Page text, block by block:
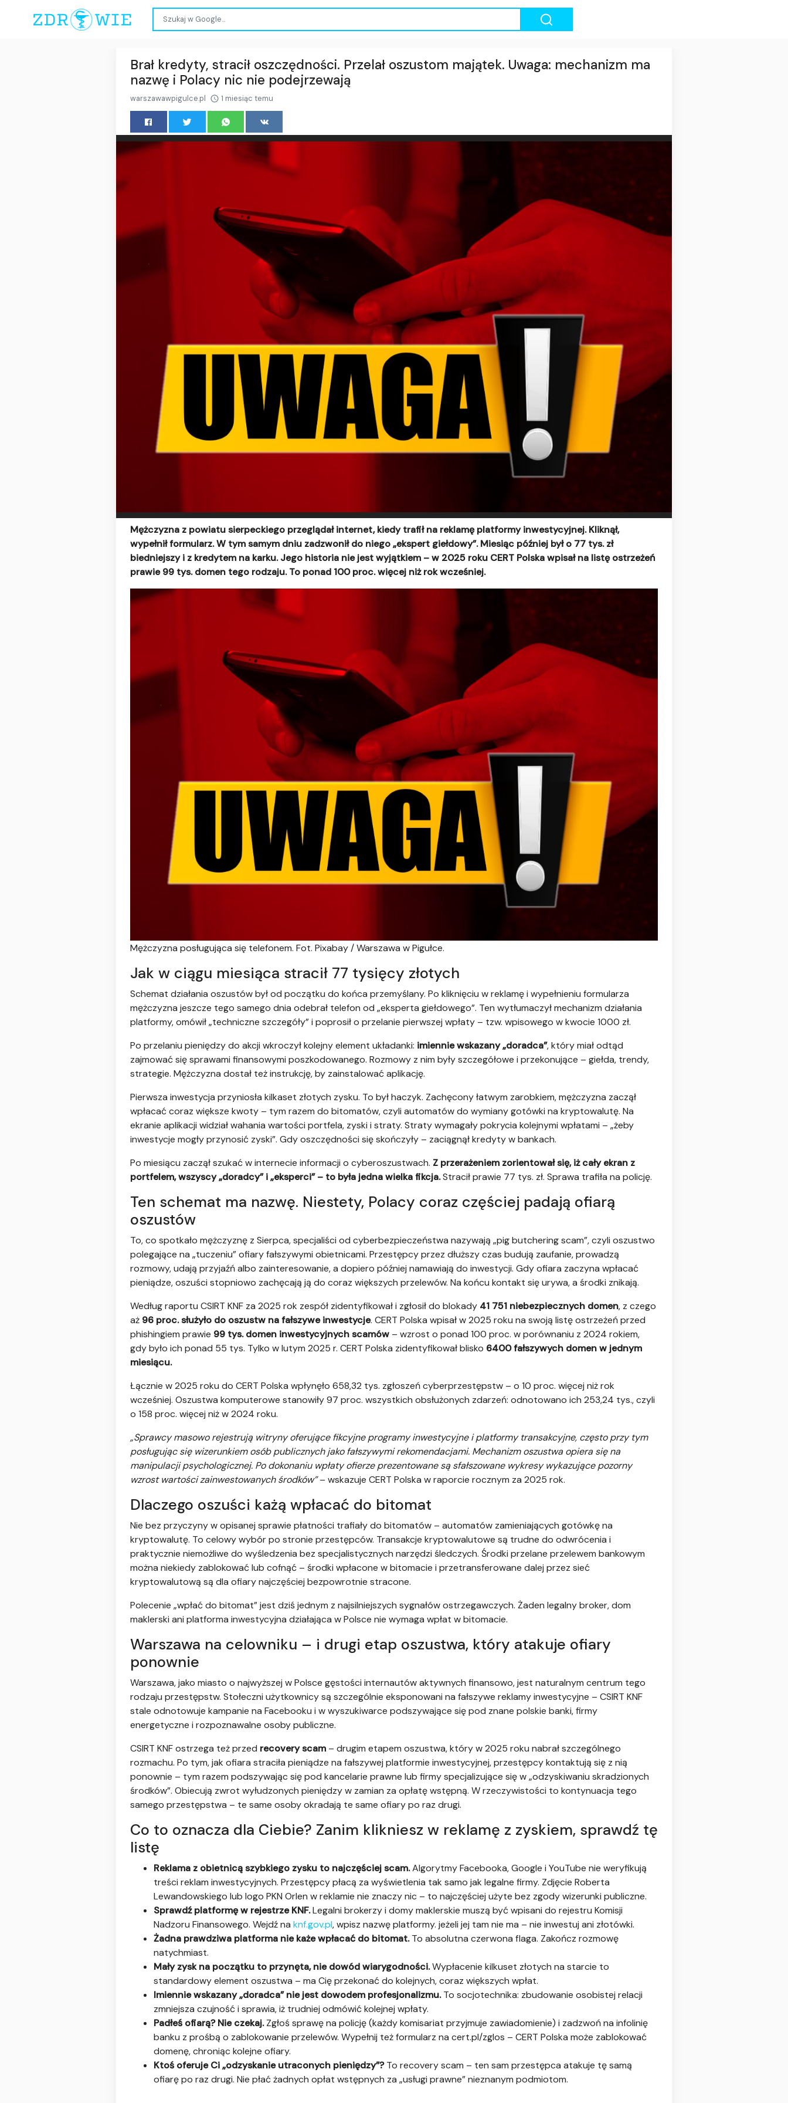
Brał kredyty, stracił oszczędności. Przelał oszustom majątek. Uwaga: mechanizm ma
nazwę i Polacy nic nie podejrzewają
warszawawpigulce.pl 1 miesiąc temu
Mężczyzna z powiatu sierpeckiego przeglądał internet, kiedy trafił na reklamę platformy inwestycyjnej. Kliknął,
wypełnił formularz. W tym samym dniu zadzwonił do niego „ekspert giełdowy”. Miesiąc później był o 77 tys. zł
biedniejszy i z kredytem na karku. Jego historia nie jest wyjątkiem – w 2025 roku CERT Polska wpisał na listę ostrzeżeń
prawie 99 tys. domen tego rodzaju. To ponad 100 proc. więcej niż rok wcześniej.
Mężczyzna posługująca się telefonem. Fot. Pixabay / Warszawa w Pigułce.
Jak w ciągu miesiąca stracił 77 tysięcy złotych
Schemat działania oszustów był od początku do końca przemyślany. Po kliknięciu w reklamę i wypełnieniu formularza
mężczyzna jeszcze tego samego dnia odebrał telefon od „eksperta giełdowego”. Ten wytłumaczył mechanizm działania
platformy, omówił „techniczne szczegóły” i poprosił o przelanie pierwszej wpłaty – tzw. wpisowego w kwocie 1000 zł.
Po przelaniu pieniędzy do akcji wkroczył kolejny element układanki: imiennie wskazany „doradca”, który miał odtąd
zajmować się sprawami finansowymi poszkodowanego. Rozmowy z nim były szczegółowe i przekonujące – giełda, trendy,
strategie. Mężczyzna dostał też instrukcję, by zainstalować aplikację.
Pierwsza inwestycja przyniosła kilkaset złotych zysku. To był haczyk. Zachęcony łatwym zarobkiem, mężczyzna zaczął
wpłacać coraz większe kwoty – tym razem do bitomatów, czyli automatów do wymiany gotówki na kryptowalutę. Na
ekranie aplikacji widział wahania wartości portfela, zyski i straty. Straty wymagały pokrycia kolejnymi wpłatami – „żeby
inwestycje mogły przynosić zyski”. Gdy oszczędności się skończyły – zaciągnął kredyty w bankach.
Po miesiącu zaczął szukać w internecie informacji o cyberoszustwach. Z przerażeniem zorientował się, iż cały ekran z
portfelem, wszyscy „doradcy” i „eksperci” – to była jedna wielka fikcja.Stracił prawie 77 tys. zł. Sprawa trafiła na policję.
Ten schemat ma nazwę. Niestety, Polacy coraz częściej padają ofiarą
oszustów
To, co spotkało mężczyznę z Sierpca, specjaliści od cyberbezpieczeństwa nazywają „pig butchering scam”, czyli oszustwo
polegające na „tuczeniu” ofiary fałszywymi obietnicami. Przestępcy przez dłuższy czas budują zaufanie, prowadzą
rozmowy, udają przyjaźń albo zainteresowanie, a dopiero później namawiają do inwestycji. Gdy ofiara zaczyna wpłacać
pieniądze, oszuści stopniowo zachęcają ją do coraz większych przelewów. Na końcu kontakt się urywa, a środki znikają.
Według raportu CSIRT KNF za 2025 rok zespół zidentyfikował i zgłosił do blokady 41 751 niebezpiecznych domen, z czego
aż 96 proc. służyło do oszustw na fałszywe inwestycje. CERT Polska wpisał w 2025 roku na swoją listę ostrzeżeń przed
phishingiem prawie 99 tys. domen inwestycyjnych scamów – wzrost o ponad 100 proc. w porównaniu z 2024 rokiem,
gdy było ich ponad 55 tys. Tylko w lutym 2025 r. CERT Polska zidentyfikował blisko 6400 fałszywych domen w jednym
miesiącu.
Łącznie w 2025 roku do CERT Polska wpłynęło 658,32 tys. zgłoszeń cyberprzestępstw – o 10 proc. więcej niż rok
wcześniej. Oszustwa komputerowe stanowiły 97 proc. wszystkich obsłużonych zdarzeń: odnotowano ich 253,24 tys., czyli
o 158 proc. więcej niż w 2024 roku.
„Sprawcy masowo rejestrują witryny oferujące fikcyjne programy inwestycyjne i platformy transakcyjne, często przy tym
posługując się wizerunkiem osób publicznych jako fałszywymi rekomendacjami. Mechanizm oszustwa opiera się na
manipulacji psychologicznej. Po dokonaniu wpłaty ofierze prezentowane są sfałszowane wykresy wykazujące pozorny
wzrost wartości zainwestowanych środków”– wskazuje CERT Polska w raporcie rocznym za 2025 rok.
Dlaczego oszuści każą wpłacać do bitomat
Nie bez przyczyny w opisanej sprawie płatności trafiały do bitomatów – automatów zamieniających gotówkę na
kryptowalutę. To celowy wybór po stronie przestępców. Transakcje kryptowalutowe są trudne do odwrócenia i
praktycznie niemożliwe do wyśledzenia bez specjalistycznych narzędzi śledczych. Środki przelane przelewem bankowym
można niekiedy zablokować lub cofnąć – środki wpłacone w bitomacie i przetransferowane dalej przez sieć
kryptowalutową są dla ofiary najczęściej bezpowrotnie stracone.
Polecenie „wpłać do bitomat” jest dziś jednym z najsilniejszych sygnałów ostrzegawczych. Żaden legalny broker, dom
maklerski ani platforma inwestycyjna działająca w Polsce nie wymaga wpłat w bitomacie.
Warszawa na celowniku – i drugi etap oszustwa, który atakuje ofiary
ponownie
Warszawa, jako miasto o najwyższej w Polsce gęstości internautów aktywnych finansowo, jest naturalnym centrum tego
rodzaju przestępstw. Stołeczni użytkownicy są szczególnie eksponowani na fałszywe reklamy inwestycyjne – CSIRT KNF
stale odnotowuje kampanie na Facebooku i w wyszukiwarce podszywające się pod znane polskie banki, firmy
energetyczne i rozpoznawalne osoby publiczne.
CSIRT KNF ostrzega też przed recovery scam – drugim etapem oszustwa, który w 2025 roku nabrał szczególnego
rozmachu. Po tym, jak ofiara straciła pieniądze na fałszywej platformie inwestycyjnej, przestępcy kontaktują się z nią
ponownie – tym razem podszywając się pod kancelarie prawne lub firmy specjalizujące się w „odzyskiwaniu skradzionych
środków”. Obiecują zwrot wyłudzonych pieniędzy w zamian za opłatę wstępną. W rzeczywistości to kontynuacja tego
samego przestępstwa – te same osoby okradają te same ofiary po raz drugi.
Co to oznacza dla Ciebie? Zanim klikniesz w reklamę z zyskiem, sprawdź tę
listę
Reklama z obietnicą szybkiego zysku to najczęściej scam.Algorytmy Facebooka, Google i YouTube nie weryfikują
treści reklam inwestycyjnych. Przestępcy płacą za wyświetlenia tak samo jak legalne firmy. Zdjęcie Roberta
Lewandowskiego lub logo PKN Orlen w reklamie nie znaczy nic – to najczęściej użyte bez zgody wizerunki publiczne.
Sprawdź platformę w rejestrze KNF.Legalni brokerzy i domy maklerskie muszą być wpisani do rejestru Komisji
Nadzoru Finansowego. Wejdź na knf.gov.pl, wpisz nazwę platformy. jeżeli jej tam nie ma – nie inwestuj ani złotówki.
Żadna prawdziwa platforma nie każe wpłacać do bitomat.To absolutna czerwona flaga. Zakończ rozmowę
natychmiast.
Mały zysk na początku to przynęta, nie dowód wiarygodności.Wypłacenie kilkuset złotych na starcie to
standardowy element oszustwa – ma Cię przekonać do kolejnych, coraz większych wpłat.
Imiennie wskazany „doradca” nie jest dowodem profesjonalizmu.To socjotechnika: zbudowanie osobistej relacji
zmniejsza czujność i sprawia, iż trudniej odmówić kolejnej wpłaty.
Padłeś ofiarą? Nie czekaj.Zgłoś sprawę na policję (każdy komisariat przyjmuje zawiadomienie) i zadzwoń na infolinię
banku z prośbą o zablokowanie przelewów. Wypełnij też formularz na cert.pl/zglos – CERT Polska może zablokować
domenę, chroniąc kolejne ofiary.
Ktoś oferuje Ci „odzyskanie utraconych pieniędzy”?To recovery scam – ten sam przestępca atakuje tę samą
ofiarę po raz drugi. Nie płać żadnych opłat wstępnych za „usługi prawne” nieznanym podmiotom.